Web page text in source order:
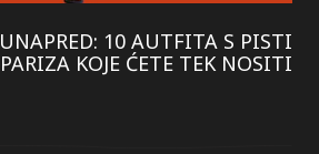
10 AUTFITA S PISTI
PARIZA KOJE ĆETE TEK NOSITI